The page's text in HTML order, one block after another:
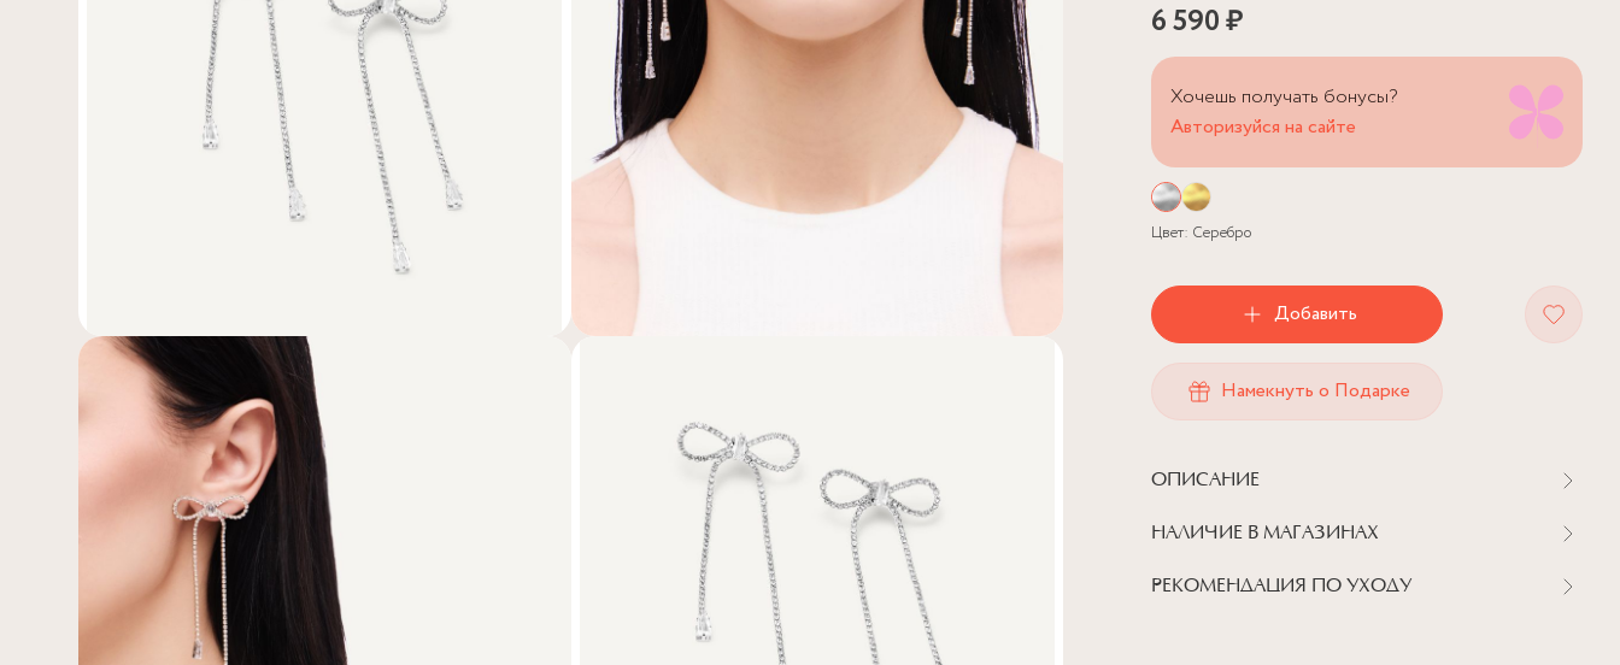
6 590 ₽
Хочешь получать бонусы?
Авторизуйся на сайте
Цвет: Серебро
Добавить
Намекнуть о Подарке
ОПИСАНИЕ
НАЛИЧИЕ В МАГАЗИНАХ
РЕКОМЕНДАЦИЯ ПО УХОДУ